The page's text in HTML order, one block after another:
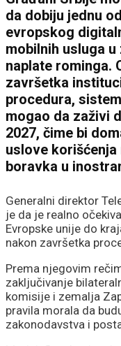
da dobiju jednu
evropskog
mobilnih usluga u
naplate rominga.
završetka
procedura,
mogao da zaživi
2027, čime bi
uslove
boravka u
Generalni direktor
je da je realno
Evropske unije do
nakon završetka
Prema njegovim
zaključivanje
komisije i zemalja
pravila morala da
zakonodavstva i